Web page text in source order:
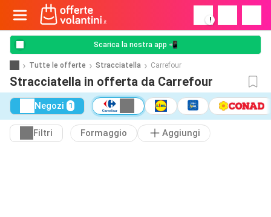
!
Scarica la nostra app 📲
Tutte le offerte Stracciatella Carrefour
Stracciatella in offerta da Carrefour
Negozi 1
Filtri Formaggio Aggiungi